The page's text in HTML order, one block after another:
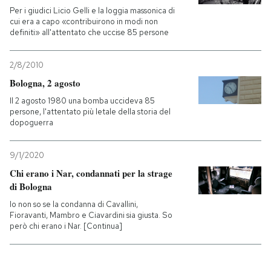
Per i giudici Licio Gelli e la loggia massonica di
cui era a capo «contribuirono in modi non
definiti» all'attentato che uccise 85 persone
2/8/2010
Bologna, 2 agosto
Il 2 agosto 1980 una bomba uccideva 85
persone, l'attentato più letale della storia del
dopoguerra
9/1/2020
Chi erano i Nar, condannati per la strage
di Bologna
Io non so se la condanna di Cavallini,
Fioravanti, Mambro e Ciavardini sia giusta. So
però chi erano i Nar. [Continua]